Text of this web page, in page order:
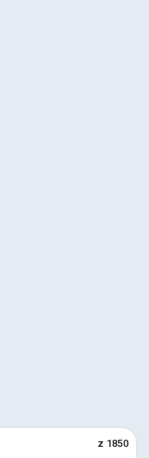
z 1850